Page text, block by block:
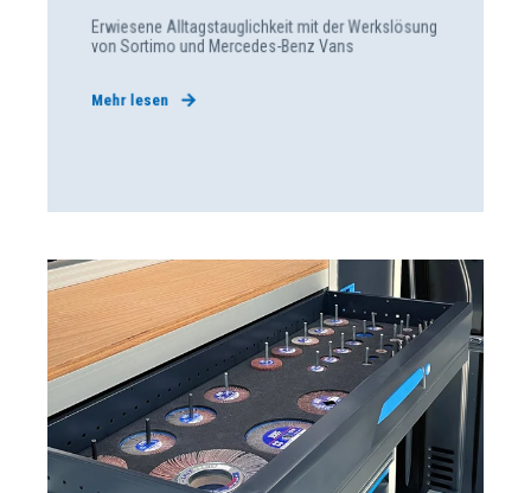
Erwiesene Alltagstauglichkeit mit der Werkslösung
von Sortimo und Mercedes-Benz Vans
Mehr lesen